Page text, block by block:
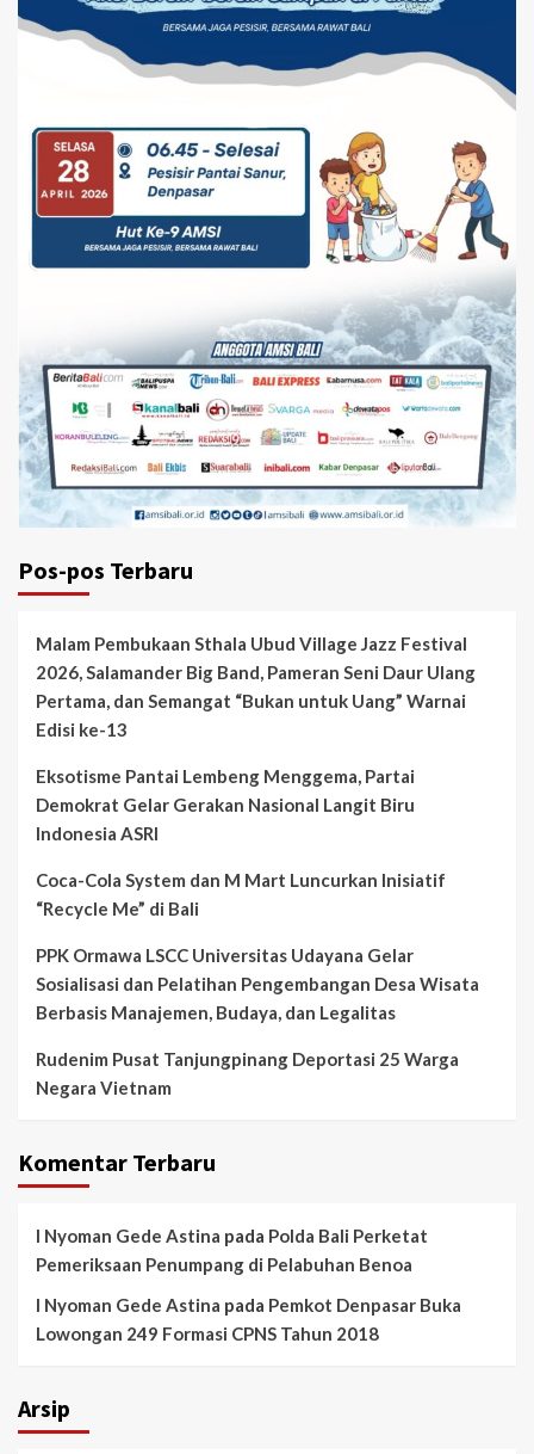
Pos-pos Terbaru
Malam Pembukaan Sthala Ubud Village Jazz Festival
2026, Salamander Big Band, Pameran Seni Daur Ulang
Pertama, dan Semangat “Bukan untuk Uang” Warnai
Edisi ke-13
Eksotisme Pantai Lembeng Menggema, Partai
Demokrat Gelar Gerakan Nasional Langit Biru
Indonesia ASRI
Coca-Cola System dan M Mart Luncurkan Inisiatif
“Recycle Me” di Bali
PPK Ormawa LSCC Universitas Udayana Gelar
Sosialisasi dan Pelatihan Pengembangan Desa Wisata
Berbasis Manajemen, Budaya, dan Legalitas
Rudenim Pusat Tanjungpinang Deportasi 25 Warga
Negara Vietnam
Komentar Terbaru
I Nyoman Gede Astina pada Polda Bali Perketat
Pemeriksaan Penumpang di Pelabuhan Benoa
I Nyoman Gede Astina pada Pemkot Denpasar Buka
Lowongan 249 Formasi CPNS Tahun 2018
Arsip